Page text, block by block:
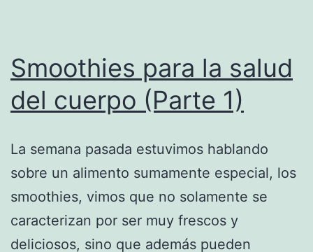
Smoothies para la salud
del cuerpo (Parte 1)
La semana pasada estuvimos hablando
sobre un alimento sumamente especial, los
smoothies, vimos que no solamente se
caracterizan por ser muy frescos y
deliciosos, sino que además pueden